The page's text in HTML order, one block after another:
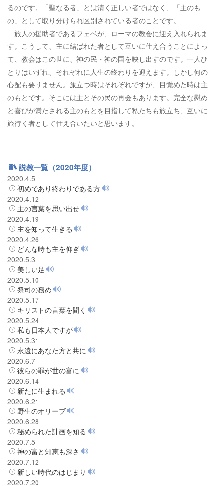
るのです。「聖なる者」とは清く正しい者ではなく、「主のも
の」として取り分けられ区別されている者のことです。
旅人の援助者であるフェベが、ローマの教会に迎え入れられま
す。こうして、主に結ばれた者として互いに仕え合うことによっ
て、教会はこの世に、神の民・神の国を映し出すのです。一人ひ
とりはいずれ、それぞれに人生の終わりを迎えます。しかし何の
心配も要りません。旅立つ時はそれぞれですが、目覚めた時は主
のもとです。そこには主とその民の再会もあります。完全な慰め
と喜びが満たされる主のもとを目指して私たちも旅立ち、互いに
旅行く者として仕え合いたいと思います。
説教一覧（2020年度）
2020.4.5
初めであり終わりである方
2020.4.12
主の言葉を思い出せ
2020.4.19
主を知って生きる
2020.4.26
どんな時も主を仰ぎ
2020.5.3
美しい足
2020.5.10
祭司の務め
2020.5.17
キリストの言葉を聞く
2020.5.24
私も日本人ですが
2020.5.31
永遠にあなた方と共に
2020.6.7
彼らの罪が世の富に
2020.6.14
新たに生まれる
2020.6.21
野生のオリーブ
2020.6.28
秘められた計画を知る
2020.7.5
神の富と知恵も深さ
2020.7.12
新しい時代のはじまり
2020.7.20